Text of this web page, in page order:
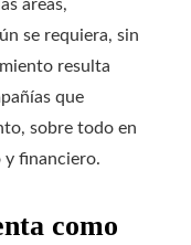
áreas,
se requiera, sin
resulta
que
sobre todo en
y financiero.
como